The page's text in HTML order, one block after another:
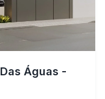
Águas -